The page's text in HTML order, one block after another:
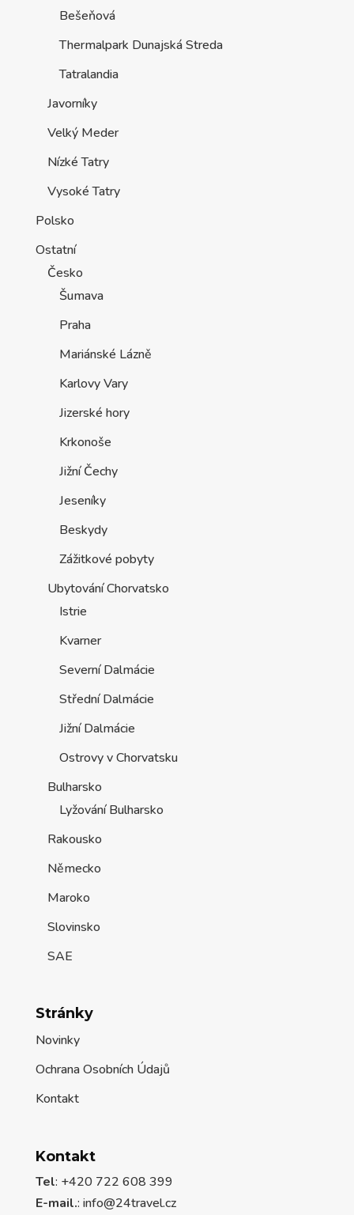
Bešeňová
Thermalpark Dunajská Streda
Tatralandia
Javorníky
Velký Meder
Nízké Tatry
Vysoké Tatry
Polsko
Ostatní
Česko
Šumava
Praha
Mariánské Lázně
Karlovy Vary
Jizerské hory
Krkonoše
Jižní Čechy
Jeseníky
Beskydy
Zážitkové pobyty
Ubytování Chorvatsko
Istrie
Kvarner
Severní Dalmácie
Střední Dalmácie
Jižní Dalmácie
Ostrovy v Chorvatsku
Bulharsko
Lyžování Bulharsko
Rakousko
Německo
Maroko
Slovinsko
SAE
Stránky
Novinky
Ochrana Osobních Údajů
Kontakt
Kontakt
Tel: +420 722 608 399
E-mail.: info@24travel.cz